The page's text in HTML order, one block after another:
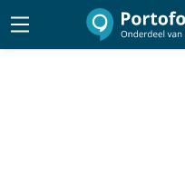
149,00 excl. btw
180,29 incl. btw